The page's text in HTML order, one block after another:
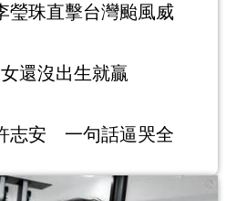
瑩珠直擊台灣颱風威
還沒出生就贏
志安 一句話逼哭全